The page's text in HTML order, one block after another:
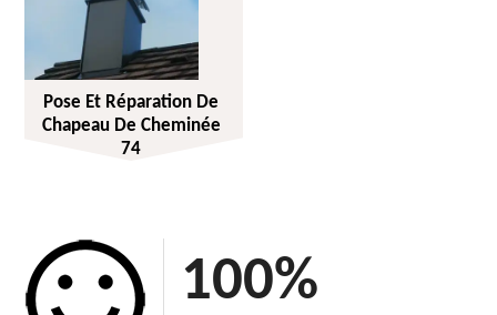
Pose Et Réparation De
Chapeau De Cheminée
74
100%